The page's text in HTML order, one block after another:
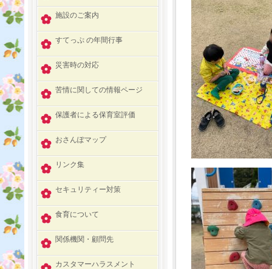
施設のご案内
すてっぷ の年間行事
災害時の対応
苦情に関しての情報ページ
保護者による保育室評価
おさんぽマップ
リンク集
セキュリティー対策
食育について
関係機関・顧問先
カスタマーハラスメント